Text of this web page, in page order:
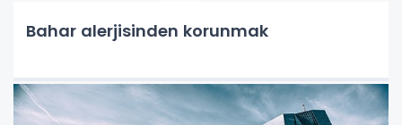
Bahar alerjisinden korunmak